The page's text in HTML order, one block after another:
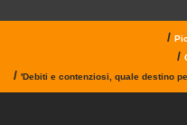
/
/
/ 'Debiti e contenziosi, quale destino per il Consind?'.